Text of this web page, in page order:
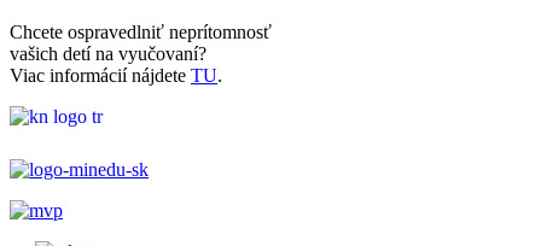
Chcete ospravedlniť neprítomnosť
vašich detí na vyučovaní?
Viac informácií nájdete TU.